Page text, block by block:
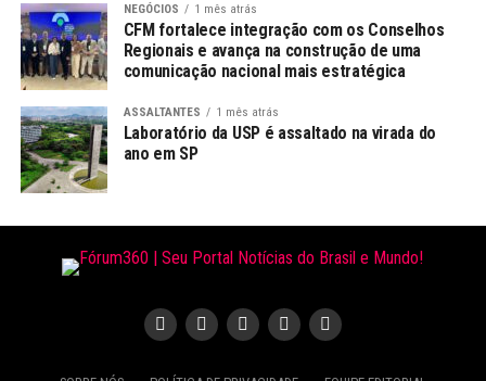
NEGÓCIOS 1 mês atrás
CFM fortalece integração com os Conselhos
Regionais e avança na construção de uma
comunicação nacional mais estratégica
ASSALTANTES 1 mês atrás
Laboratório da USP é assaltado na virada do
ano em SP